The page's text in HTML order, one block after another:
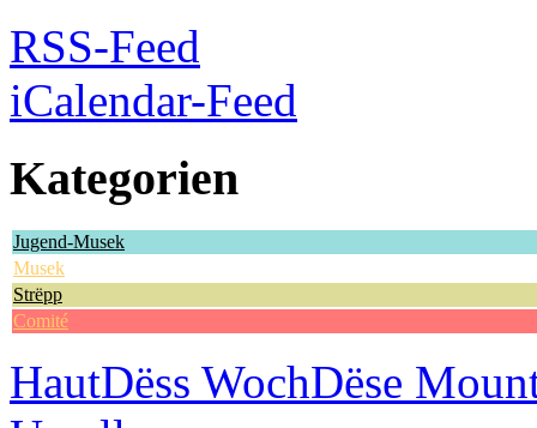
RSS-Feed
iCalendar-Feed
Kategorien
Jugend-Musek
Musek
Strëpp
Comité
HautDëss WochDëse